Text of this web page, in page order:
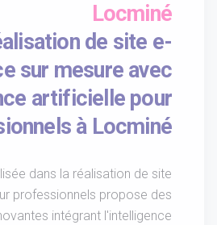
Locminé
de site e-
sur mesure avec
artificielle pour
à Locminé
dans la réalisation de site
professionnels propose des
intégrant l'intelligence